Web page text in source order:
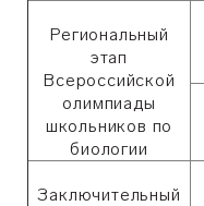
Региональный
этап
Всероссийской
олимпиады
школьников по
биологии
Заключительный